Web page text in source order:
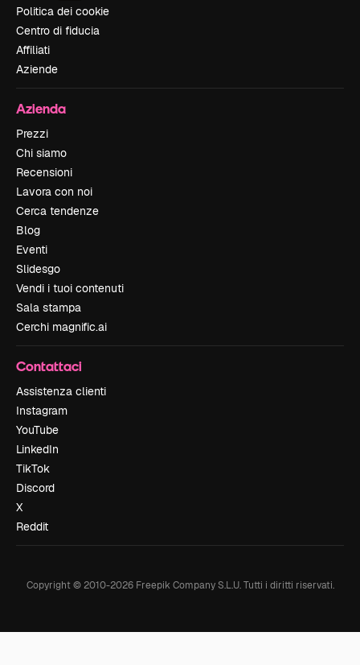
Politica dei cookie
Centro di fiducia
Affiliati
Aziende
Azienda
Prezzi
Chi siamo
Recensioni
Lavora con noi
Cerca tendenze
Blog
Eventi
Slidesgo
Vendi i tuoi contenuti
Sala stampa
Cerchi magnific.ai
Contattaci
Assistenza clienti
Instagram
YouTube
LinkedIn
TikTok
Discord
X
Reddit
Copyright © 2010-2026Freepik Company S.L.U. Tutti i diritti riservati.